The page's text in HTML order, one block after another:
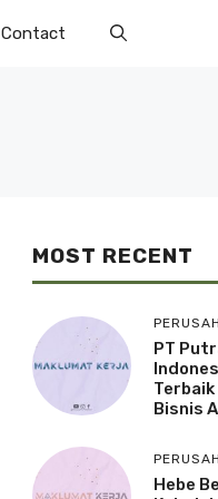
Contact
MOST RECENT
PT
Bisnis
Hebe